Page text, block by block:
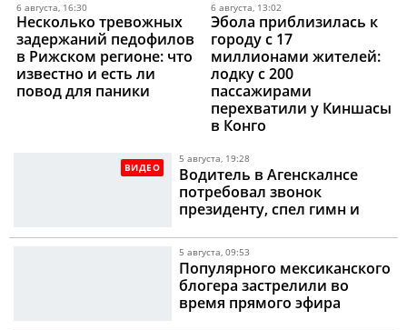
6 августа, 16:30
Несколько тревожных
задержаний педофилов
в Рижском регионе: что
известно и есть ли
повод для паники
6 августа, 13:02
Эбола приблизилась к
городу с 17
миллионами жителей:
лодку с 200
пассажирами
перехватили у Киншасы
в Конго
ВИДЕО
5 августа, 19:28
Водитель в Агенскалнсе
потребовал звонок
президенту, спел гимн и
5 августа, 09:53
Популярного мексиканского
блогера застрелили во
время прямого эфира